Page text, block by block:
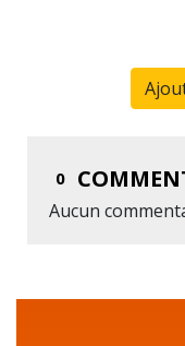
0
Aucun